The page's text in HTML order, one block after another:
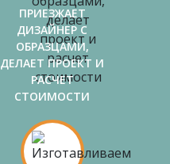
ПРИЕЗЖАЕТ
ДИЗАЙНЕР С
ОБРАЗЦАМИ,
ДЕЛАЕТ ПРОЕКТ И
РАСЧЕТ
СТОИМОСТИ